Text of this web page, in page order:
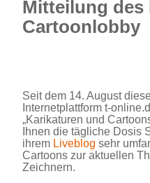
Mitteilung des
Cartoonlobby
Seit dem 14. August
Internetplattform t-
„Karikaturen und
Ihnen die tägliche Dosis
ihrem Liveblog sehr
Cartoons zur aktuellen
Zeichnern.